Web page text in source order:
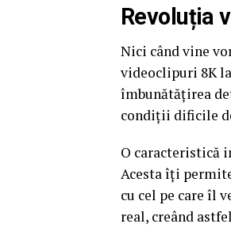
Revoluția
Nici când vine
videoclipuri 8K
îmbunătățirea
condiții dificile
O caracteristică
Acesta îți
cu cel pe care îl
real, creând